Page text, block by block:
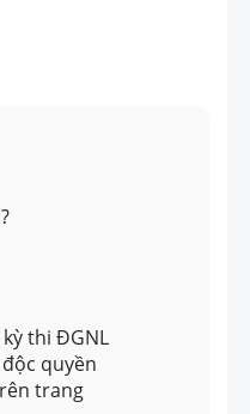
thi ĐGNL
quyền
trang